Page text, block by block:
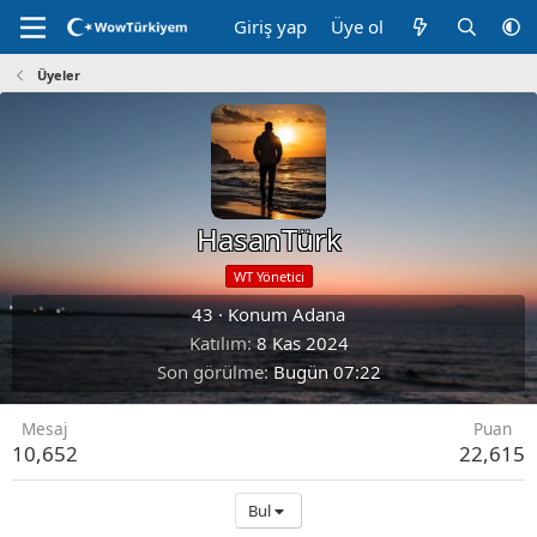
Giriş yap Üye ol
Üyeler
HasanTürk
WT Yönetici
43·KonumAdana
Katılım 8 Kas 2024
Son görülme Bugün 07:22
Mesaj
10,652
Puan
22,615
Bul